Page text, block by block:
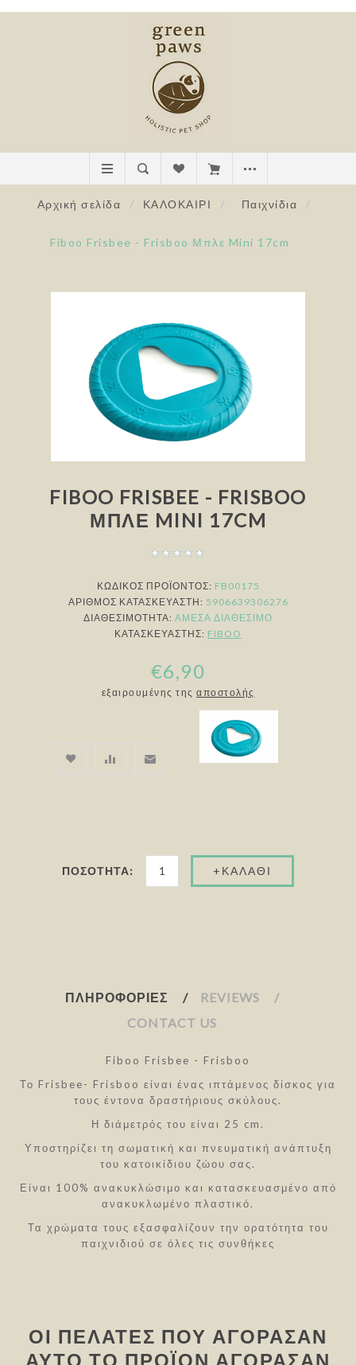
Αρχική σελίδα / ΚΑΛΟΚΑΙΡΙ / Παιχνίδια /
Fiboo Frisbee - Frisboo Μπλε Mini 17cm
FIBOO FRISBEE - FRISBOO
ΜΠΛΕ MINI 17CM
ΚΩΔΙΚΟΣ ΠΡΟΪΟΝΤΟΣ: FB00175
ΑΡΙΘΜΌΣ ΚΑΤΑΣΚΕΥΑΣΤΉ: 5906639306276
ΔΙΑΘΕΣΙΜΌΤΗΤΑ: ΆΜΕΣΑ ΔΙΑΘΈΣΙΜΟ
ΚΑΤΑΣΚΕΥΑΣΤΉΣ: FIBOO
€6,90
εξαιρουμένης της αποστολής
ΠΟΣΌΤΗΤΑ:
ΠΛΗΡΟΦΟΡΊΕΣ
REVIEWS
CONTACT US
Fiboo Frisbee - Frisboo
Το Frisbee- Frisboo είναι ένας ιπτάμενος δίσκος για
τους έντονα δραστήριους σκύλους.
Η διάμετρός του είναι 25 cm.
Υποστηρίζει τη σωματική και πνευματική ανάπτυξη
του κατοικίδιου ζώου σας.
Είναι 100% ανακυκλώσιμο και κατασκευασμένο από
ανακυκλωμένο πλαστικό.
Τα χρώματα τους εξασφαλίζουν την ορατότητα του
παιχνιδιού σε όλες τις συνθήκες
ΟΙ ΠΕΛΆΤΕΣ ΠΟΥ ΑΓΌΡΑΣΑΝ
ΑΥΤΌ ΤΟ ΠΡΟΪΌΝ ΑΓΌΡΑΣΑΝ